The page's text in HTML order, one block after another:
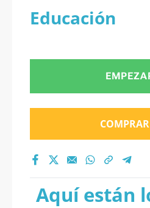
Educación
Aquí están